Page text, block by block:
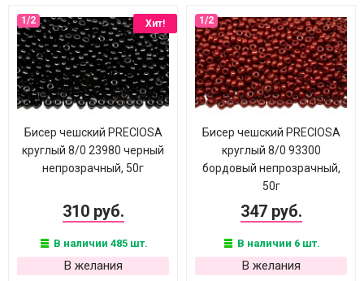
Хит!
Бисер чешский PRECIOSA
круглый 8/0 23980 черный
непрозрачный, 50г
310 руб.
В наличии 485 шт.
В желания
Бисер чешский PRECIOSA
круглый 8/0 93300
бордовый непрозрачный,
50г
347 руб.
В наличии 6 шт.
В желания